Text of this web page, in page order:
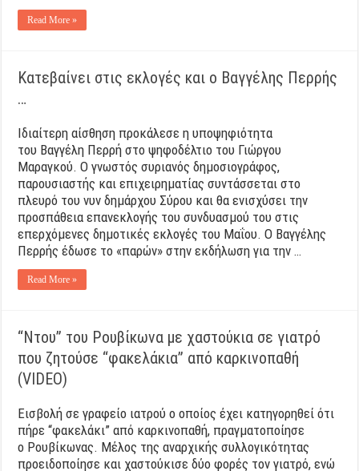
Read More »
Κατεβαίνει στις εκλογές και ο Βαγγέλης Περρής
…
Ιδιαίτερη αίσθηση προκάλεσε η υποψηφιότητα
του Βαγγέλη Περρή στο ψηφοδέλτιο του Γιώργου
Μαραγκού. Ο γνωστός συριανός δημοσιογράφος,
παρουσιαστής και επιχειρηματίας συντάσσεται στο
πλευρό του νυν δημάρχου Σύρου και θα ενισχύσει την
προσπάθεια επανεκλογής του συνδυασμού του στις
επερχόμενες δημοτικές εκλογές του Μαΐου. Ο Βαγγέλης
Περρής έδωσε το «παρών» στην εκδήλωση για την …
Read More »
“Ντου” του Ρουβίκωνα με χαστούκια σε γιατρό
που ζητούσε “φακελάκια” από καρκινοπαθή
(VIDEO)
Εισβολή σε γραφείο ιατρού ο οποίος έχει κατηγορηθεί ότι
πήρε “φακελάκι” από καρκινοπαθή, πραγματοποίησε
ο Ρουβίκωνας. Μέλος της αναρχικής συλλογικότητας
προειδοποίησε και χαστούκισε δύο φορές τον γιατρό, ενώ